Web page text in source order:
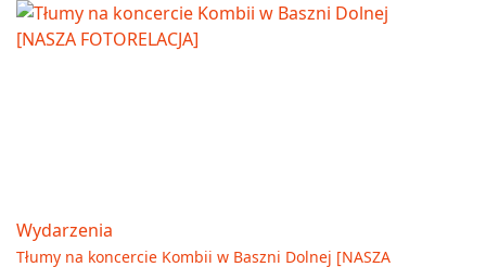
Wydarzenia
Tłumy na koncercie Kombii w Baszni Dolnej [NASZA